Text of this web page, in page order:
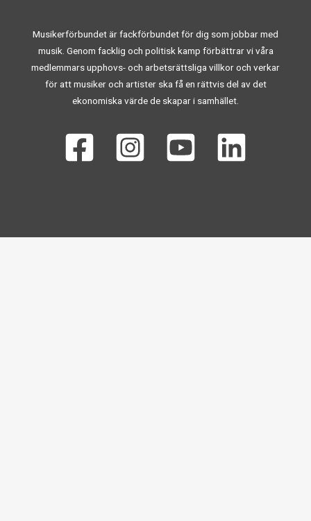
Musikerförbundet är fackförbundet för dig som jobbar med
musik. Genom facklig och politisk kamp förbättrar vi våra
medlemmars upphovs- och arbetsrättsliga villkor och verkar
för att musiker och artister ska få en rättvis del av det
ekonomiska värde de skapar i samhället.